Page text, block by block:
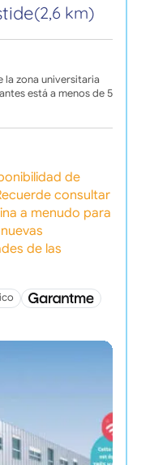
(2,6 km)
la zona universitaria
está a menos de 5
de
consultar
a menudo para
de las